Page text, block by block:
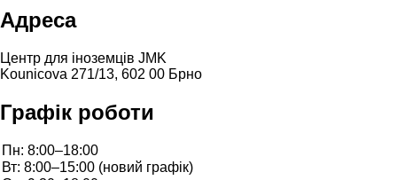
Адреса
Центр для іноземців JMK
Kounicova 271/13, 602 00 Брно
Графік роботи